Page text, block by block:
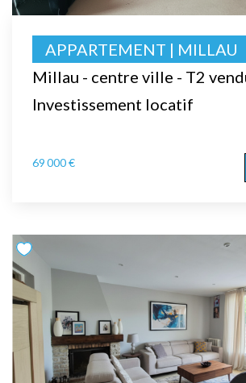
Millau - centre ville - T2
Investissement locatif
APPARTEMENT | MILLAU
69 000 €